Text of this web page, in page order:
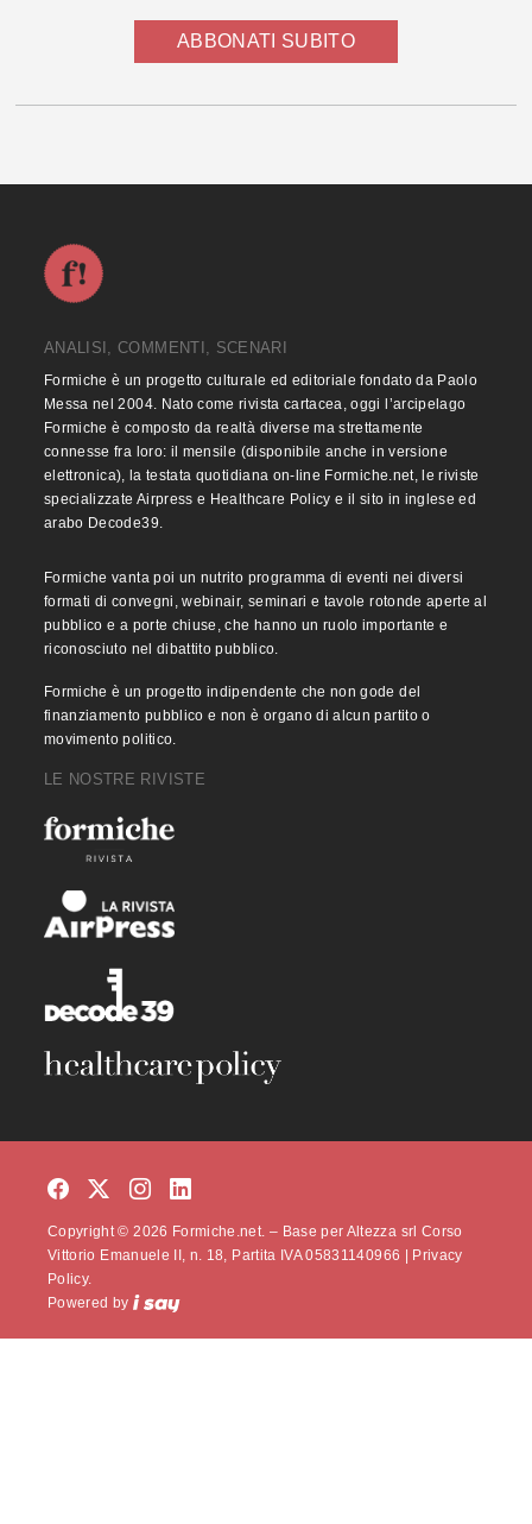
ABBONATI SUBITO
ANALISI, COMMENTI, SCENARI
Formiche è un progetto culturale ed editoriale fondato da Paolo
Messa nel 2004. Nato come rivista cartacea, oggi l’arcipelago
Formiche è composto da realtà diverse ma strettamente
connesse fra loro: il mensile (disponibile anche in versione
elettronica), la testata quotidiana on-line Formiche.net, le riviste
specializzate Airpress e Healthcare Policy e il sito in inglese ed
arabo Decode39.
Formiche vanta poi un nutrito programma di eventi nei diversi
formati di convegni, webinair, seminari e tavole rotonde aperte al
pubblico e a porte chiuse, che hanno un ruolo importante e
riconosciuto nel dibattito pubblico.
Formiche è un progetto indipendente che non gode del
finanziamento pubblico e non è organo di alcun partito o
movimento politico.
LE NOSTRE RIVISTE
Copyright © 2026 Formiche.net. – Base per Altezza srl Corso
Vittorio Emanuele II, n. 18, Partita IVA 05831140966 |
Privacy
Policy.
Powered by